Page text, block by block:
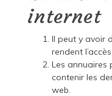
internet
Il peut y avoir
rendent
Les annuaires
contenir les
web.